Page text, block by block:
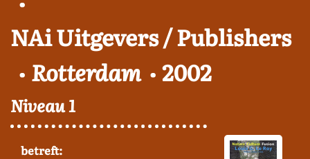
NAi Uitgevers / Publishers
Rotterdam
2002
Niveau 1
betreft: